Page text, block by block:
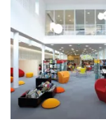
Médiathèques
Vidéos & Tutoriaux
Blog